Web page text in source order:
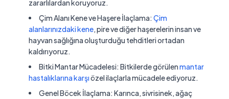
zararlılardan koruyoruz.
Çim Alanı Kene ve Haşere İlaçlama: Çim
alanlarınızdaki kene, pire ve diğer haşerelerin insan ve
hayvan sağlığına oluşturduğu tehditleri ortadan
kaldırıyoruz.
Bitki Mantar Mücadelesi: Bitkilerde görülenmantar
hastalıklarına karşıözel ilaçlarla mücadele ediyoruz.
Genel Böcek İlaçlama: Karınca, sivrisinek, ağaç